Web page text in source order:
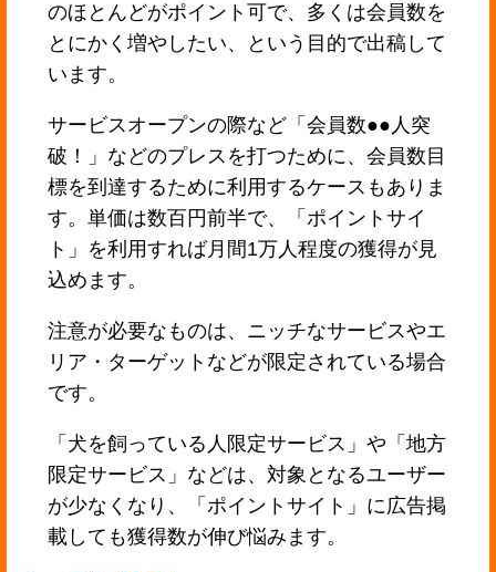
のほとんどがポイント可で、多くは会員数を
とにかく増やしたい、という目的で出稿して
います。
サービスオープンの際など「会員数●●人突
破！」などのプレスを打つために、会員数目
標を到達するために利用するケースもありま
す。単価は数百円前半で、「ポイントサイ
ト」を利用すれば月間1万人程度の獲得が見
込めます。
注意が必要なものは、ニッチなサービスやエ
リア・ターゲットなどが限定されている場合
です。
「犬を飼っている人限定サービス」や「地方
限定サービス」などは、対象となるユーザー
が少なくなり、「ポイントサイト」に広告掲
載しても獲得数が伸び悩みます。